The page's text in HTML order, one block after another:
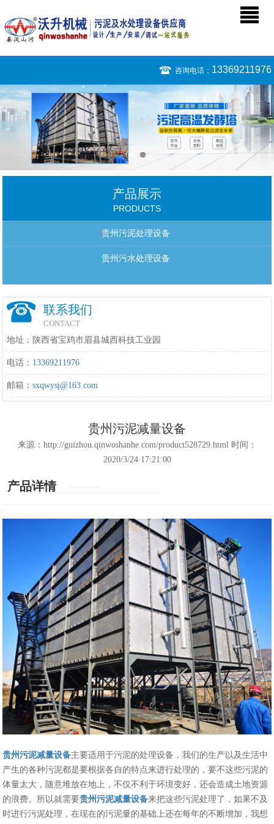
咨询电话： 13369211976
产品展示
PRODUCTS
贵州污泥处理设备
贵州污水处理设备
联系我们
CONTACT
地址：陕西省宝鸡市眉县城西科技工业园
电话： 13369211976
邮箱：sxqwysj@163.com
贵州污泥减量设备
来源：http://guizhou.qinwoshanhe.com/product528729.html 时间：
2020/3/24 17:21:00
产品详情
贵州污泥减量设备主要适用于污泥的处理设备，我们的生产以及生活中
产生的各种污泥都是要根据各自的特点来进行处理的，要不这些污泥的
体量太大，随意堆放在地上，不仅不利于环境变好，还会造成土地资源
的浪费。所以就需要贵州污泥减量设备来把这些污泥处理了，如果不及
时进行污泥处理，在现在的污泥量的基础上还在每年的不断增加，我想